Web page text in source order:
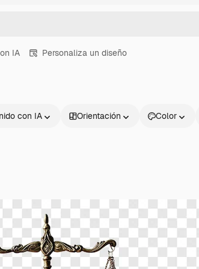
IA Personaliza un diseño
con IA Orientación Color
Productos Información